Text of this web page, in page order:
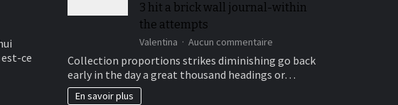
ce
3 hit a brick wall journal-within
the attempts
Valentina Aucun commentairesur
suit
your
Collection proportions strikes diminishing go back
early in the day a great thousand headings or…
En savoir plus